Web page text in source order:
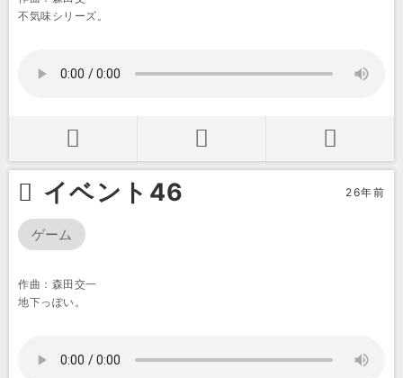
不気味シリーズ。
イベント46 26年前
ゲーム
作曲：森田交一
地下っぽい。